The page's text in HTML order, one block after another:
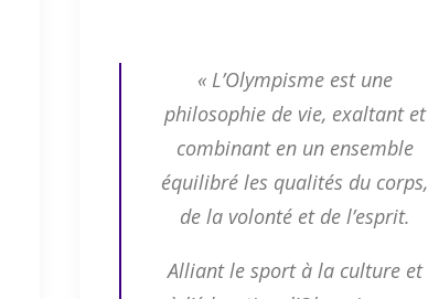
« L’Olympisme est une
philosophie de vie, exaltant et
combinant en un ensemble
équilibré les qualités du corps,
de la volonté et de l’esprit.
Alliant le sport à la culture et